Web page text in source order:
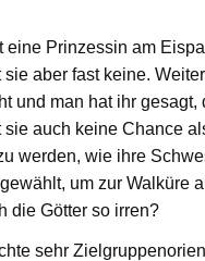
eine Prinzessin am
aber fast keine.
und man hat ihr gesagt,
auch keine Chance
werden, wie ihre
um zur Walküre
die Götter so irren?
sehr